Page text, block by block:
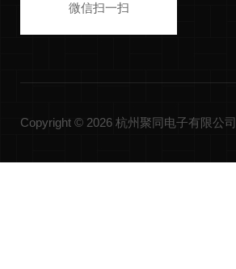
微信扫一扫
Copyright © 2026 杭州聚同电子有限公